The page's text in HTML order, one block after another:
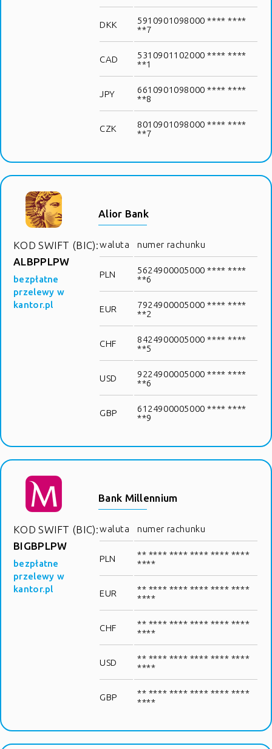
DKK
5910901098000 **** ****
**7
CAD
5310901102000 **** ****
**1
JPY
6610901098000 **** ****
**8
CZK
8010901098000 **** ****
**7
KOD SWIFT (BIC):
ALBPPLPW
bezpłatne
przelewy w
kantor.pl
Alior Bank
waluta numer rachunku
PLN
5624900005000 **** ****
**6
EUR
7924900005000 **** ****
**2
CHF
8424900005000 **** ****
**5
USD
9224900005000 **** ****
**6
GBP
6124900005000 **** ****
**9
KOD SWIFT (BIC):
BIGBPLPW
bezpłatne
przelewy w
kantor.pl
Bank Millennium
waluta numer rachunku
PLN
** **** **** **** **** ****
****
EUR
** **** **** **** **** ****
****
CHF
** **** **** **** **** ****
****
USD
** **** **** **** **** ****
****
GBP
** **** **** **** **** ****
****